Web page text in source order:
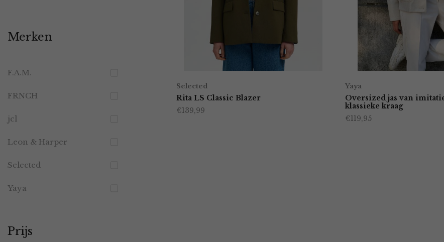
Selected
Rita LS Classic Blazer
€139,99
Yaya
Oversized jas van
klassieke kraag
€119,95
Merken
F.A.M.
FRNCH
jcl
Leon & Harper
Selected
Yaya
Prijs